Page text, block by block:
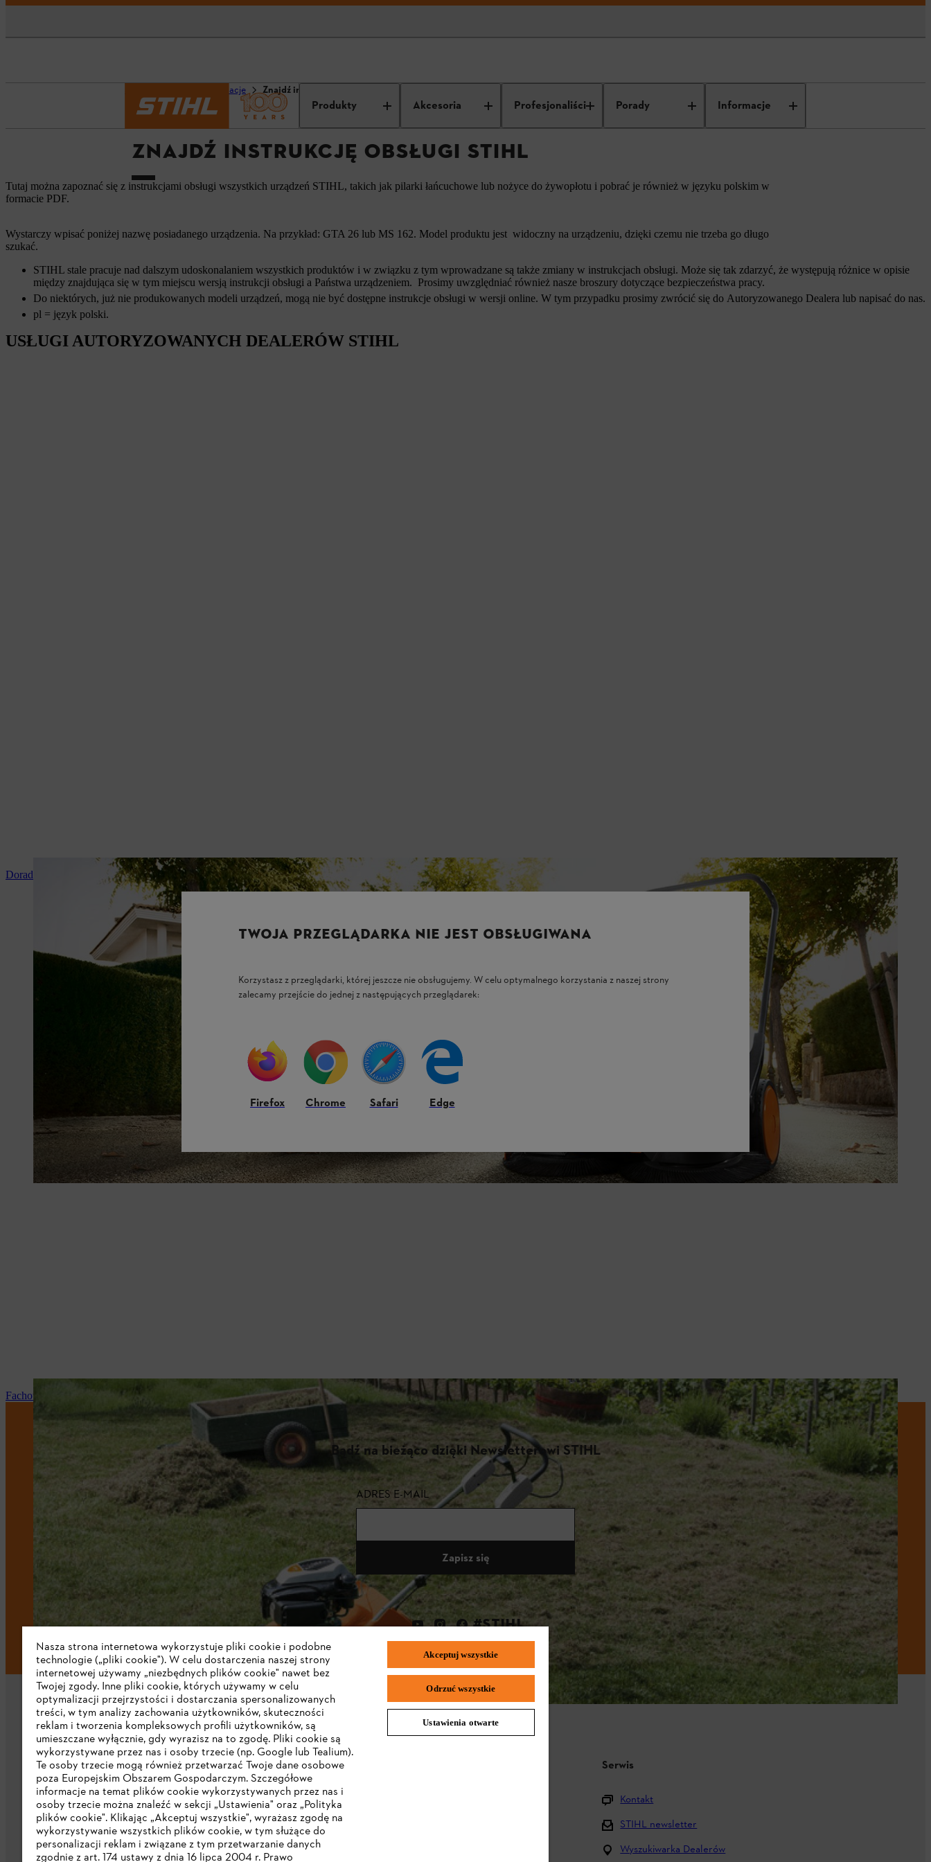
Produkty Akcesoria Profesjonaliści Porady Informacje
Informacje Znajdź instrukcję obsługi STIHL
ZNAJDŹ INSTRUKCJĘ OBSŁUGI STIHL
Tutaj można zapoznać się z instrukcjami obsługi wszystkich urządzeń STIHL, takich jak pilarki łańcuchowe lub nożyce do żywopłotu i pobrać je również w języku polskim w
formacie PDF.
Wystarczy wpisać poniżej nazwę posiadanego urządzenia. Na przykład: GTA 26 lub MS 162. Model produktu jest widoczny na urządzeniu, dzięki czemu nie trzeba go długo
szukać.
STIHL stale pracuje nad dalszym udoskonalaniem wszystkich produktów i w związku z tym wprowadzane są także zmiany w instrukcjach obsługi. Może się tak zdarzyć, że występują różnice w opisie
między znajdująca się w tym miejscu wersją instrukcji obsługi a Państwa urządzeniem. Prosimy uwzględniać również nasze broszury dotyczące bezpieczeństwa pracy.
Do niektórych, już nie produkowanych modeli urządzeń, mogą nie być dostępne instrukcje obsługi w wersji online. W tym przypadku prosimy zwrócić się do Autoryzowanego Dealera lub napisać do nas.
pl = język polski.
USŁUGI AUTORYZOWANYCH DEALERÓW STIHL
Doradztwo i instruktaż produktowy
Fachowy serwis i naprawy
Bądź na bieżąco dzięki Newsletterowi STIHL
ADRES E-MAIL
Zapisz się
#STIHL
Firma
O nas
Pobierz katalog
STIHL Integrity Line
Serwis
Kontakt
STIHL newsletter
Wyszukiwarka Dealerów
TWOJA PRZEGLĄDARKA NIE JEST OBSŁUGIWANA
Korzystasz z przeglądarki, której jeszcze nie obsługujemy. W celu optymalnego korzystania z naszej strony
zalecamy przejście do jednej z następujących przeglądarek:
Firefox Chrome Safari Edge
Nasza strona internetowa wykorzystuje pliki cookie i podobne
technologie („pliki cookie"). W celu dostarczenia naszej strony
internetowej używamy „niezbędnych plików cookie" nawet bez
Twojej zgody. Inne pliki cookie, których używamy w celu
optymalizacji przejrzystości i dostarczania spersonalizowanych
treści, w tym analizy zachowania użytkowników, skuteczności
reklam i tworzenia kompleksowych profili użytkowników, są
umieszczane wyłącznie, gdy wyrazisz na to zgodę. Pliki cookie są
wykorzystywane przez nas i osoby trzecie (np. Google lub Tealium).
Te osoby trzecie mogą również przetwarzać Twoje dane osobowe
poza Europejskim Obszarem Gospodarczym. Szczegółowe
informacje na temat plików cookie wykorzystywanych przez nas i
osoby trzecie można znaleźć w sekcji „Ustawienia" oraz „Polityka
plików cookie". Klikając „Akceptuj wszystkie", wyrażasz zgodę na
wykorzystywanie wszystkich plików cookie, w tym służące do
personalizacji reklam i związane z tym przetwarzanie danych
zgodnie z art. 174 ustawy z dnia 16 lipca 2004 r. Prawo
Akceptuj wszystkie
Odrzuć wszystkie
Ustawienia otwarte